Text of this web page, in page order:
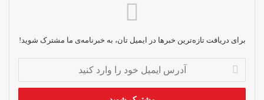
برای دریافت تازه‌ترین خبرها در ایمیل تان، به خبرنامه‌ی ما مشترک شوید!
ایمیل
خود